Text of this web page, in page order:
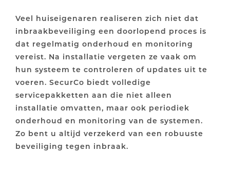
Veel huiseigenaren realiseren zich niet dat
inbraakbeveiliging een doorlopend proces is
dat regelmatig onderhoud en monitoring
vereist. Na installatie vergeten ze vaak om
hun systeem te controleren of updates uit te
voeren. SecurCo biedt volledige
servicepakketten aan die niet alleen
installatie omvatten, maar ook periodiek
onderhoud en monitoring van de systemen.
Zo bent u altijd verzekerd van een robuuste
beveiliging tegen inbraak.